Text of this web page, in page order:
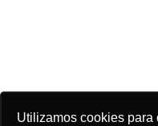
Utilizamos cookies para